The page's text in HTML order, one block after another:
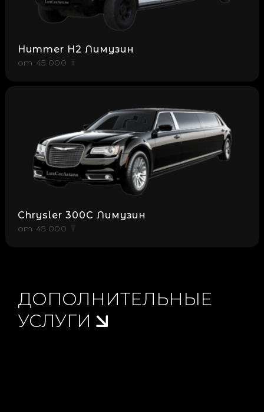
Hummer H2 Лимузин
от 45.000 ₸
Chrysler 300C Лимузин
от 45.000 ₸
ДОПОЛНИТЕЛЬНЫЕ
УСЛУГИ